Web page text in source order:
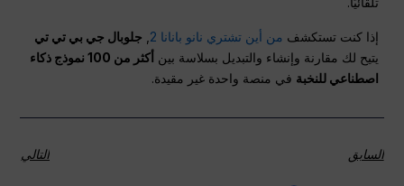
إذا كنت تستكشف من أين تشتري نانو بانانا 2
جلوبال جي بي تي تي
يتيح لك مقارنة وإنشاء والتبديل بسلاسة بين
أكثر من 100 نموذج ذكاء
اصطناعي للنخبة في منصة واحدة غير مقيدة.
السابق التالي